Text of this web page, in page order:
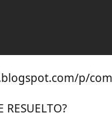
p/
RESUELTO?